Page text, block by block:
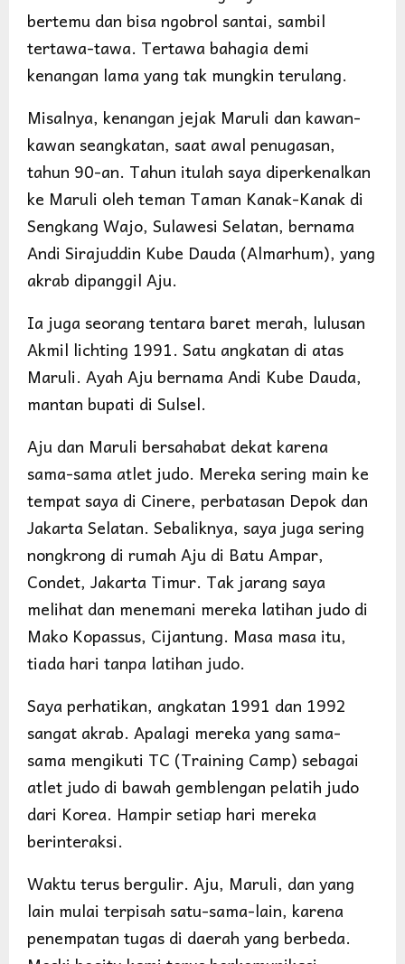
bertemu dan bisa ngobrol santai, sambil
tertawa-tawa. Tertawa bahagia demi
kenangan lama yang tak mungkin terulang.
Misalnya, kenangan jejak Maruli dan kawan-
kawan seangkatan, saat awal penugasan,
tahun 90-an. Tahun itulah saya diperkenalkan
ke Maruli oleh teman Taman Kanak-Kanak di
Sengkang Wajo, Sulawesi Selatan, bernama
Andi Sirajuddin Kube Dauda (Almarhum), yang
akrab dipanggil Aju.
Ia juga seorang tentara baret merah, lulusan
Akmil lichting 1991. Satu angkatan di atas
Maruli. Ayah Aju bernama Andi Kube Dauda,
mantan bupati di Sulsel.
Aju dan Maruli bersahabat dekat karena
sama-sama atlet judo. Mereka sering main ke
tempat saya di Cinere, perbatasan Depok dan
Jakarta Selatan. Sebaliknya, saya juga sering
nongkrong di rumah Aju di Batu Ampar,
Condet, Jakarta Timur. Tak jarang saya
melihat dan menemani mereka latihan judo di
Mako Kopassus, Cijantung. Masa masa itu,
tiada hari tanpa latihan judo.
Saya perhatikan, angkatan 1991 dan 1992
sangat akrab. Apalagi mereka yang sama-
sama mengikuti TC (Training Camp) sebagai
atlet judo di bawah gemblengan pelatih judo
dari Korea. Hampir setiap hari mereka
berinteraksi.
Waktu terus bergulir. Aju, Maruli, dan yang
lain mulai terpisah satu-sama-lain, karena
penempatan tugas di daerah yang berbeda.